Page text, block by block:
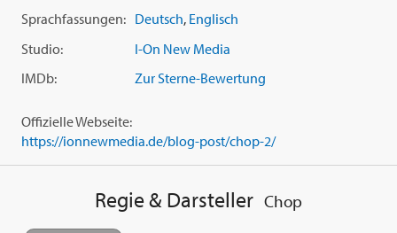
Sprachfassungen: Deutsch, Englisch
Studio:
I-On New Media
IMDb:
Zur Sterne-Bewertung
Offizielle Webseite:
https://ionnewmedia.de/blog-post/chop-2/
Regie & Darsteller Chop